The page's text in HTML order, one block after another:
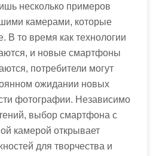
несколько примеров
камерами, которые
В то время как технологии
и новые смартфоны
потребители могут
ожидании новых
фотографии. Независимо
выбор смартфона с
камерой открывает
для творчества и